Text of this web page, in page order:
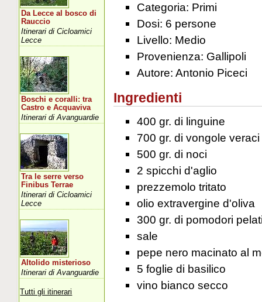
Categoria: Primi
Dosi: 6 persone
Livello: Medio
Provenienza: Gallipoli
Autore: Antonio Piceci
Ingredienti
400 gr. di linguine
700 gr. di vongole veraci
500 gr. di noci
2 spicchi d'aglio
prezzemolo tritato
olio extravergine d'oliva
300 gr. di pomodori
sale
pepe nero macinato al
5 foglie di basilico
vino bianco secco
Da Lecce al bosco di
Rauccio
Itinerari di Cicloamici
Lecce
Boschi e coralli: tra
Castro e Acquaviva
Itinerari di Avanguardie
Tra le serre verso
Finibus Terrae
Itinerari di Cicloamici
Lecce
Altolido misterioso
Itinerari di Avanguardie
Tutti gli itinerari